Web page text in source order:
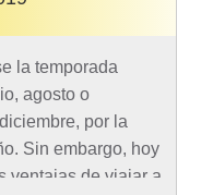
la temporada
agosto o
por la
Sin embargo, hoy
ventajas de viajar a